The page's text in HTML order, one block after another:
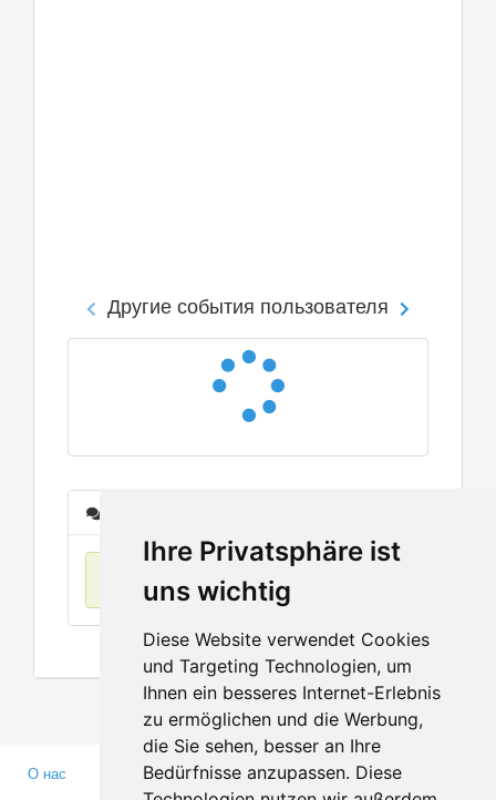
Ihre Privatsphäre ist
uns wichtig
Diese Website verwendet Cookies
und Targeting Technologien, um
Ihnen ein besseres Internet-Erlebnis
zu ermöglichen und die Werbung,
die Sie sehen, besser an Ihre
Bedürfnisse anzupassen. Diese
Другие события пользователя
О нас
Партнерам